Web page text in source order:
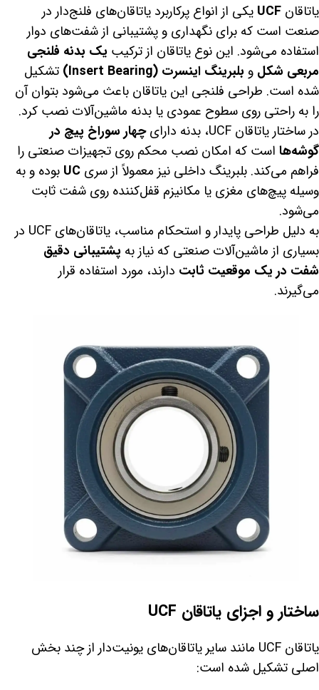
یاتاقانUCF یکی از انواع پرکاربرد یاتاقان‌های فلنج‌دار در
صنعت است که برای نگهداری و پشتیبانی از شفت‌های دوار
استفاده می‌شود. این نوع یاتاقان از ترکیب یک بدنه فلنجی
مربعی شکل و بلبرینگ اینسرت (Insert Bearing)
تشکیل
شده است. طراحی فلنجی این یاتاقان باعث می‌شود بتوان آن
را به راحتی روی سطوح عمودی یا بدنه ماشین‌آلات نصب کرد.
در ساختار یاتاقان UCF، بدنه دارای
چهار سوراخ پیچ در
گوشه‌ها است که امکان نصب محکم روی تجهیزات صنعتی را
فراهم می‌کند. بلبرینگ داخلی نیز معمولاً از سریUC بوده و به
وسیله پیچ‌های مغزی یا مکانیزم قفل‌کننده روی شفت ثابت
می‌شود.
به دلیل طراحی پایدار و استحکام مناسب، یاتاقان‌های UCF در
بسیاری از ماشین‌آلات صنعتی که نیاز به پشتیبانی دقیق
شفت در یک موقعیت ثابت دارند، مورد استفاده قرار
می‌گیرند.
ساختار و اجزای یاتاقان UCF
یاتاقان UCF مانند سایر یاتاقان‌های یونیت‌دار از چند بخش
اصلی تشکیل شده است: